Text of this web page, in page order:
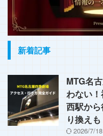
新着記事
MTG名
わない
西駅か
り換えも
2026/7/18